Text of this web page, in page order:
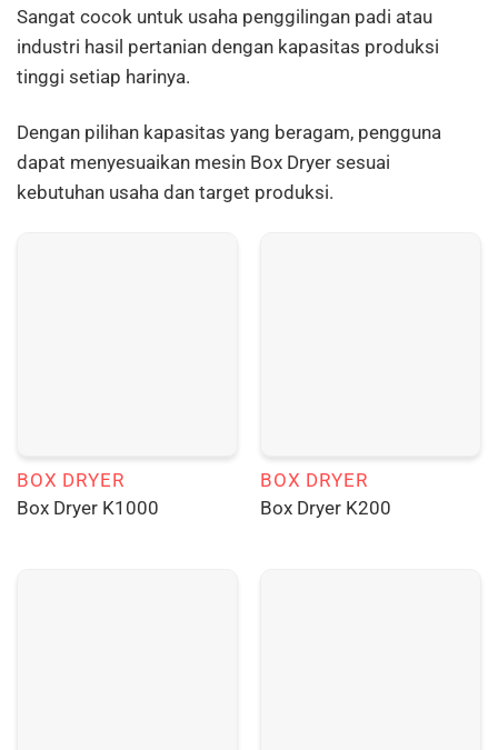
Sangat cocok untuk usaha penggilingan padi atau
industri hasil pertanian dengan kapasitas produksi
tinggi setiap harinya.
Dengan pilihan kapasitas yang beragam, pengguna
dapat menyesuaikan mesin Box Dryer sesuai
kebutuhan usaha dan target produksi.
BOX DRYER
Box Dryer K1000
BOX DRYER
Box Dryer K200